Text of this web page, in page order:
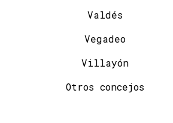
Valdés
Vegadeo
Villayón
Otros concejos